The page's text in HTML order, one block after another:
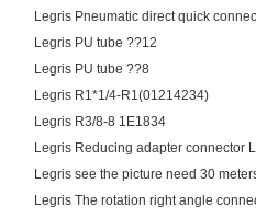
Legris Pneumatic direct quick
Legris PU tube ??12
Legris PU tube ??8
Legris R1*1/4-R1(01214234)
Legris R3/8-8 1E1834
Legris Reducing adapter connector
Legris see the picture need 30
Legris The rotation right angle